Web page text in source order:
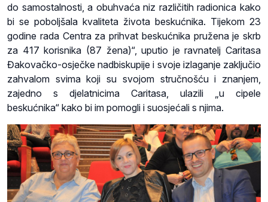
do samostalnosti, a obuhvaća niz različitih radionica kako
bi se poboljšala kvaliteta života beskućnika. Tijekom 23
godine rada Centra za prihvat beskućnika pružena je skrb
za 417 korisnika (87 žena)“, uputio je ravnatelj Caritasa
Đakovačko-osječke nadbiskupije i svoje izlaganje zaključio
zahvalom svima koji su svojom stručnošću i znanjem,
zajedno s djelatnicima Caritasa, ulazili „u cipele
beskućnika“ kako bi im pomogli i suosjećali s njima.